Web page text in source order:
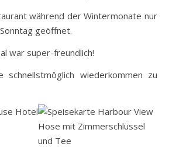
während der Wintermonate nur
geöffnet.
war super-freundlich!
schnellstmöglich wiederkommen zu